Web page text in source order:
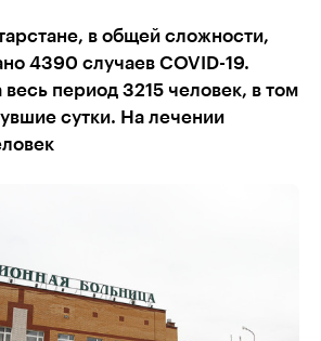
в общей сложности,
4390 случаев COVID-19.
период 3215 человек, в том
сутки. На лечении